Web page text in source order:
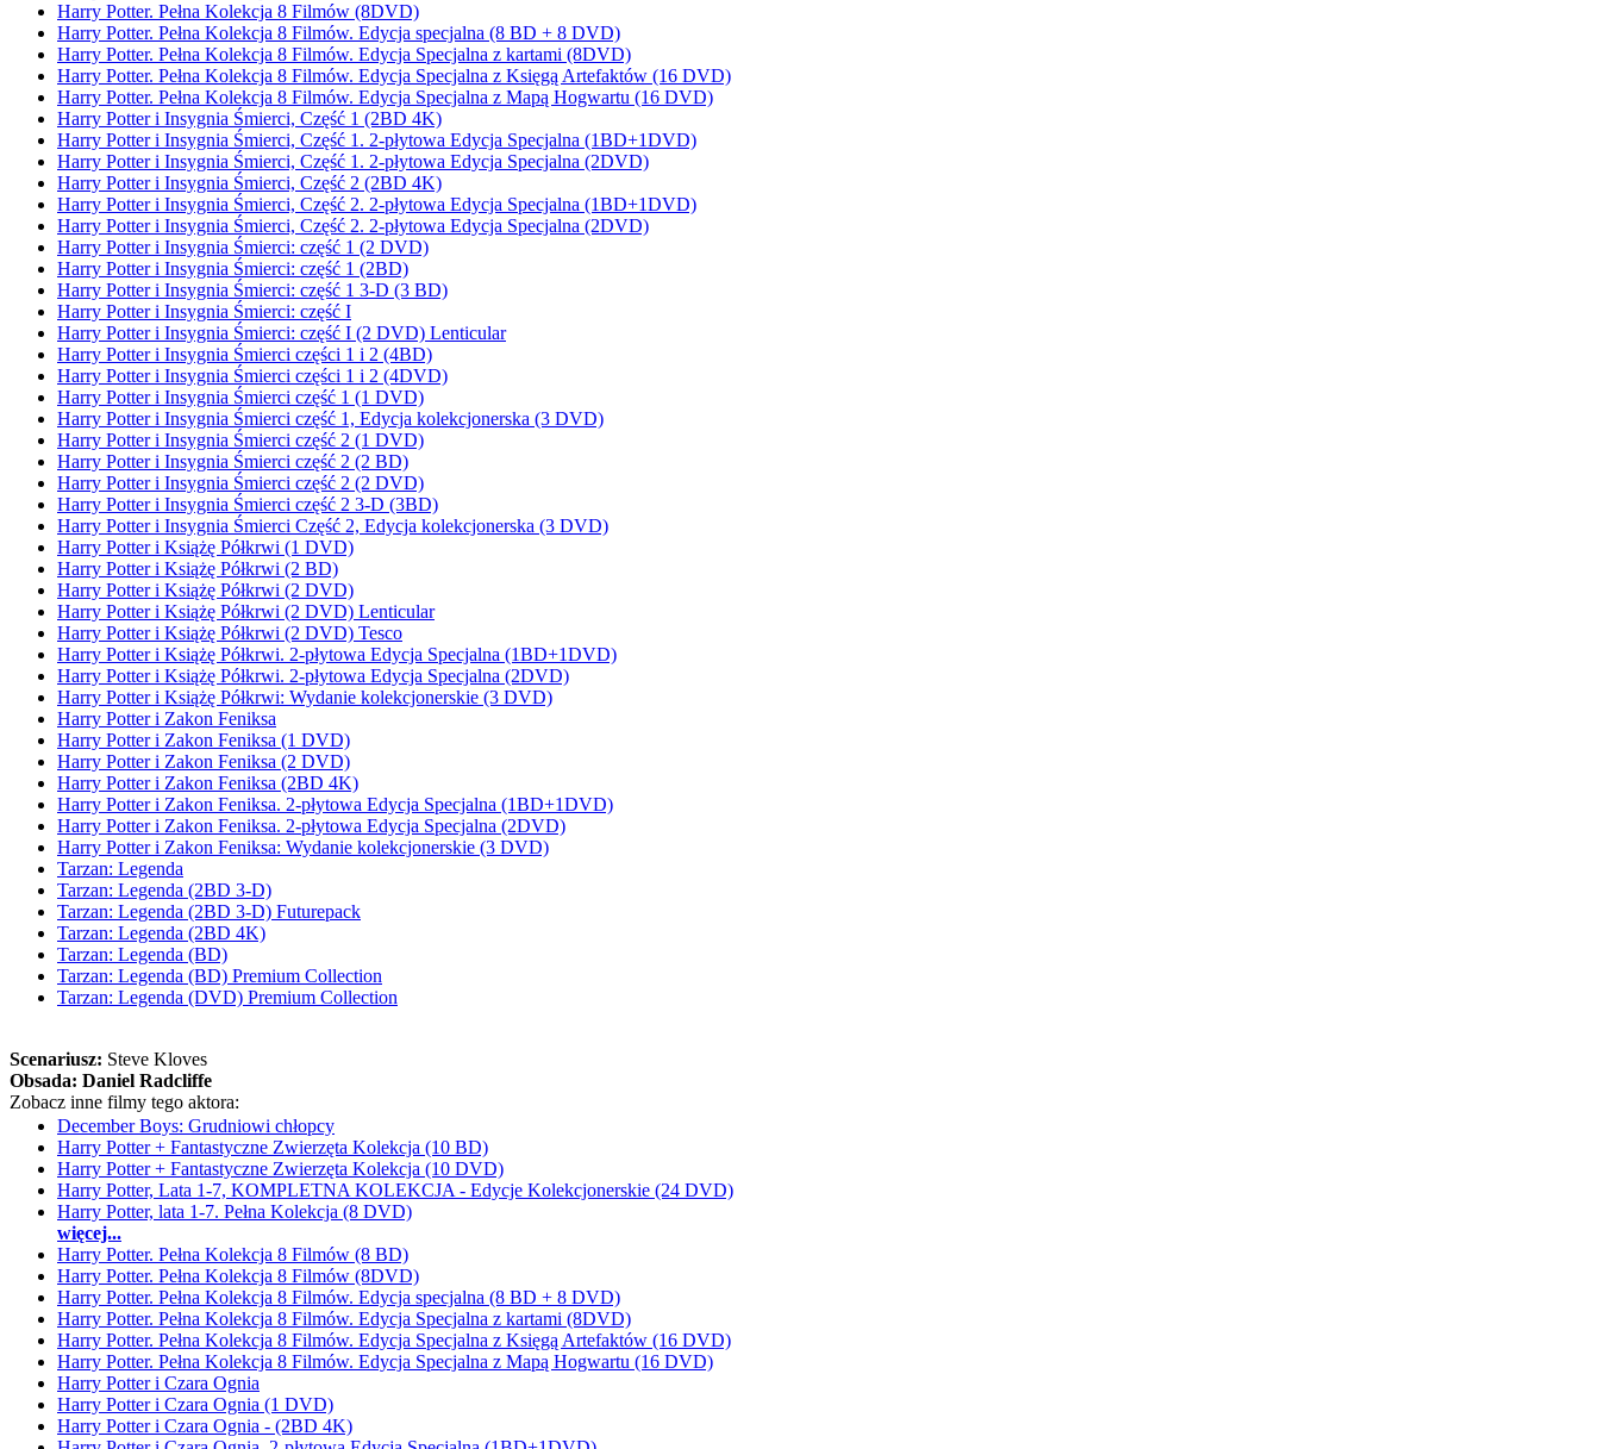
Harry Potter. Pełna Kolekcja 8 Filmów (8DVD)
Harry Potter. Pełna Kolekcja 8 Filmów. Edycja specjalna (8 BD + 8 DVD)
Harry Potter. Pełna Kolekcja 8 Filmów. Edycja Specjalna z kartami (8DVD)
Harry Potter. Pełna Kolekcja 8 Filmów. Edycja Specjalna z Księgą Artefaktów (16 DVD)
Harry Potter. Pełna Kolekcja 8 Filmów. Edycja Specjalna z Mapą Hogwartu (16 DVD)
Harry Potter i Insygnia Śmierci, Część 1 (2BD 4K)
Harry Potter i Insygnia Śmierci, Część 1. 2-płytowa Edycja Specjalna (1BD+1DVD)
Harry Potter i Insygnia Śmierci, Część 1. 2-płytowa Edycja Specjalna (2DVD)
Harry Potter i Insygnia Śmierci, Część 2 (2BD 4K)
Harry Potter i Insygnia Śmierci, Część 2. 2-płytowa Edycja Specjalna (1BD+1DVD)
Harry Potter i Insygnia Śmierci, Część 2. 2-płytowa Edycja Specjalna (2DVD)
Harry Potter i Insygnia Śmierci: część 1 (2 DVD)
Harry Potter i Insygnia Śmierci: część 1 (2BD)
Harry Potter i Insygnia Śmierci: część 1 3-D (3 BD)
Harry Potter i Insygnia Śmierci: część I
Harry Potter i Insygnia Śmierci: część I (2 DVD) Lenticular
Harry Potter i Insygnia Śmierci części 1 i 2 (4BD)
Harry Potter i Insygnia Śmierci części 1 i 2 (4DVD)
Harry Potter i Insygnia Śmierci część 1 (1 DVD)
Harry Potter i Insygnia Śmierci część 1, Edycja kolekcjonerska (3 DVD)
Harry Potter i Insygnia Śmierci część 2 (1 DVD)
Harry Potter i Insygnia Śmierci część 2 (2 BD)
Harry Potter i Insygnia Śmierci część 2 (2 DVD)
Harry Potter i Insygnia Śmierci część 2 3-D (3BD)
Harry Potter i Insygnia Śmierci Część 2, Edycja kolekcjonerska (3 DVD)
Harry Potter i Książę Półkrwi (1 DVD)
Harry Potter i Książę Półkrwi (2 BD)
Harry Potter i Książę Półkrwi (2 DVD)
Harry Potter i Książę Półkrwi (2 DVD) Lenticular
Harry Potter i Książę Półkrwi (2 DVD) Tesco
Harry Potter i Książę Półkrwi. 2-płytowa Edycja Specjalna (1BD+1DVD)
Harry Potter i Książę Półkrwi. 2-płytowa Edycja Specjalna (2DVD)
Harry Potter i Książę Półkrwi: Wydanie kolekcjonerskie (3 DVD)
Harry Potter i Zakon Feniksa
Harry Potter i Zakon Feniksa (1 DVD)
Harry Potter i Zakon Feniksa (2 DVD)
Harry Potter i Zakon Feniksa (2BD 4K)
Harry Potter i Zakon Feniksa. 2-płytowa Edycja Specjalna (1BD+1DVD)
Harry Potter i Zakon Feniksa. 2-płytowa Edycja Specjalna (2DVD)
Harry Potter i Zakon Feniksa: Wydanie kolekcjonerskie (3 DVD)
Tarzan: Legenda
Tarzan: Legenda (2BD 3-D)
Tarzan: Legenda (2BD 3-D) Futurepack
Tarzan: Legenda (2BD 4K)
Tarzan: Legenda (BD)
Tarzan: Legenda (BD) Premium Collection
Tarzan: Legenda (DVD) Premium Collection
Scenariusz: Steve Kloves
Obsada: Daniel Radcliffe
Zobacz inne filmy tego aktora:
December Boys: Grudniowi chłopcy
Harry Potter + Fantastyczne Zwierzęta Kolekcja (10 BD)
Harry Potter + Fantastyczne Zwierzęta Kolekcja (10 DVD)
Harry Potter, Lata 1-7, KOMPLETNA KOLEKCJA - Edycje Kolekcjonerskie (24 DVD)
Harry Potter, lata 1-7. Pełna Kolekcja (8 DVD)
więcej...
Harry Potter. Pełna Kolekcja 8 Filmów (8 BD)
Harry Potter. Pełna Kolekcja 8 Filmów (8DVD)
Harry Potter. Pełna Kolekcja 8 Filmów. Edycja specjalna (8 BD + 8 DVD)
Harry Potter. Pełna Kolekcja 8 Filmów. Edycja Specjalna z kartami (8DVD)
Harry Potter. Pełna Kolekcja 8 Filmów. Edycja Specjalna z Księgą Artefaktów (16 DVD)
Harry Potter. Pełna Kolekcja 8 Filmów. Edycja Specjalna z Mapą Hogwartu (16 DVD)
Harry Potter i Czara Ognia
Harry Potter i Czara Ognia (1 DVD)
Harry Potter i Czara Ognia - (2BD 4K)